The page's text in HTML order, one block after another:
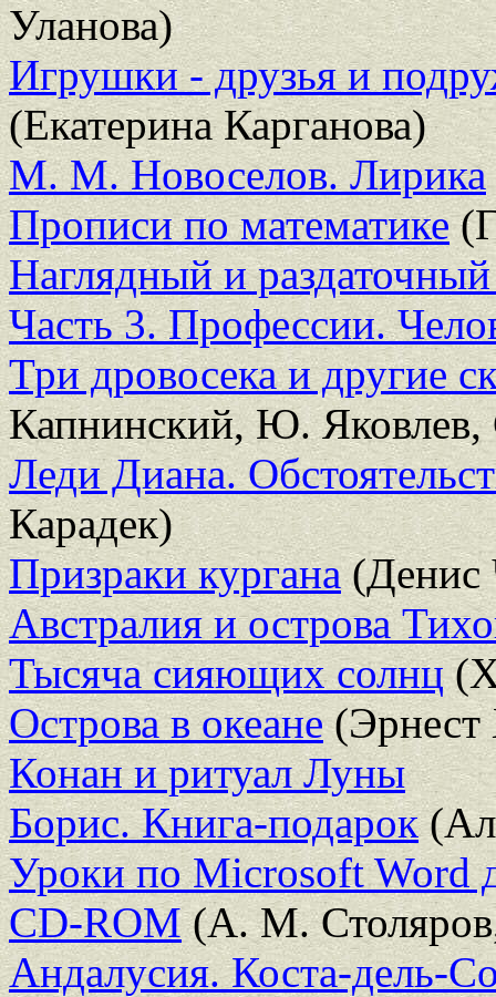
Уланова)
Игрушки - друзья и
(Екатерина Карганова)
М. М. Новоселов. Лирика
Прописи по математике
Наглядный и
Часть 3. Профессии.
Три дровосека и другие
Капнинский, Ю. Яковлев,
Леди Диана.
Карадек)
Призраки кургана(Денис
Австралия и острова
Тысяча сияющих солнц
Острова в океане(Эрнест
Конан и ритуал Луны
Борис. Книга-подарок
Уроки по Microsoft Word
CD-ROM(А. М.
Андалусия. Коста-дель-